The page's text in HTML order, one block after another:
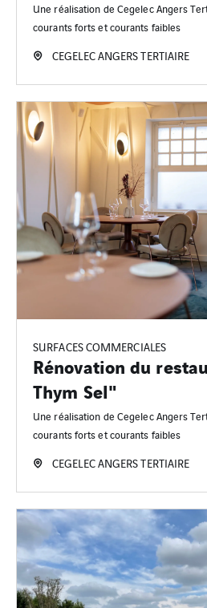
Une réalisation de Cegelec Angers
courants forts et courants faibles
CEGELEC ANGERS TERTIAIRE
SURFACES COMMERCIALES
Rénovation du
Thym Sel"
Une réalisation de Cegelec Angers
courants forts et courants faibles
CEGELEC ANGERS TERTIAIRE